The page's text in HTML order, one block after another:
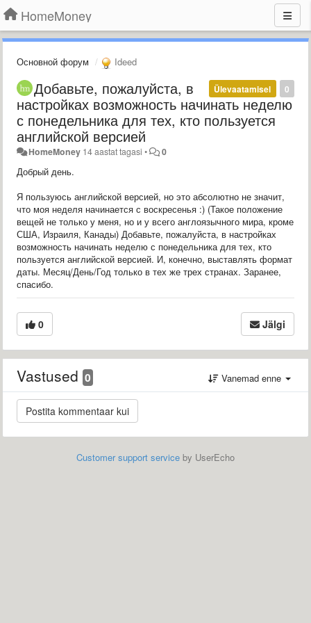
HomeMoney
Основной форум Ideed
0
Ülevaatamisel
Добавьте, пожалуйста, в
настройках возможность начинать неделю
с понедельника для тех, кто пользуется
английской версией
HomeMoney 14 aastat tagasi • 0
Добрый день.
Я пользуюсь английской версией, но это абсолютно не значит,
что моя неделя начинается с воскресенья :) (Такое положение
вещей не только у меня, но и у всего англоязычного мира, кроме
США, Израиля, Канады) Добавьте, пожалуйста, в настройках
возможность начинать неделю с понедельника для тех, кто
пользуется английской версией. И, конечно, выставлять формат
даты. Месяц/День/Год только в тех же трех странах. Заранее,
спасибо.
0 Jälgi
Vastused 0 Vanemad enne
Customer support service by UserEcho